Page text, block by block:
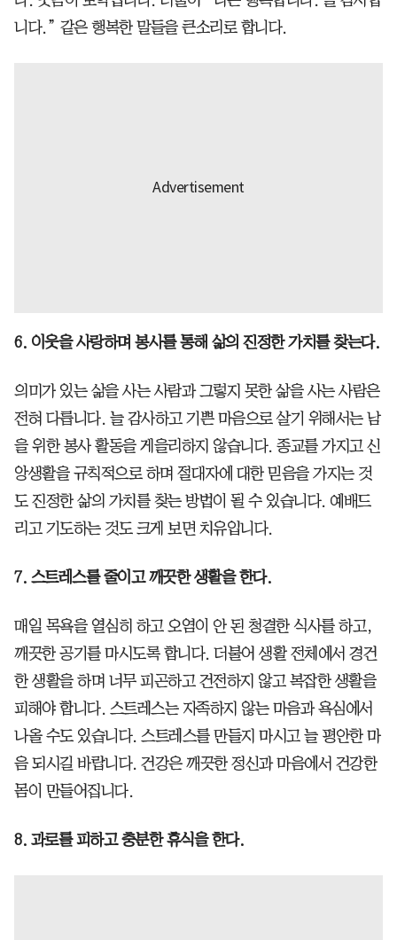
니다.” 같은 행복한 말들을 큰소리로 합니다.
6. 이웃을 사랑하며 봉사를 통해 삶의 진정한 가치를 찾는다.
의미가 있는 삶을 사는 사람과 그렇지 못한 삶을 사는 사람은
전혀 다릅니다. 늘 감사하고 기쁜 마음으로 살기 위해서는 남
을 위한 봉사 활동을 게을리하지 않습니다. 종교를 가지고 신
앙생활을 규칙적으로 하며 절대자에 대한 믿음을 가지는 것
도 진정한 삶의 가치를 찾는 방법이 될 수 있습니다. 예배드
리고 기도하는 것도 크게 보면 치유입니다.
7. 스트레스를 줄이고 깨끗한 생활을 한다.
매일 목욕을 열심히 하고 오염이 안 된 청결한 식사를 하고,
깨끗한 공기를 마시도록 합니다. 더불어 생활 전체에서 경건
한 생활을 하며 너무 피곤하고 건전하지 않고 복잡한 생활을
피해야 합니다. 스트레스는 자족하지 않는 마음과 욕심에서
나올 수도 있습니다. 스트레스를 만들지 마시고 늘 평안한 마
음 되시길 바랍니다. 건강은 깨끗한 정신과 마음에서 건강한
몸이 만들어집니다.
8. 과로를 피하고 충분한 휴식을 한다.